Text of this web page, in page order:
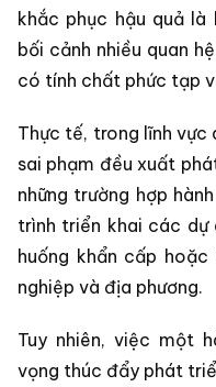
khắc phục hậu quả là
bối cảnh nhiều quan
có tính chất phức tạp
Thực tế, trong lĩnh vực
sai phạm đều xuất
những trường hợp
trình triển khai các dự
huống khẩn cấp
nghiệp và địa phương.
Tuy nhiên, việc một
vọng thúc đẩy phát